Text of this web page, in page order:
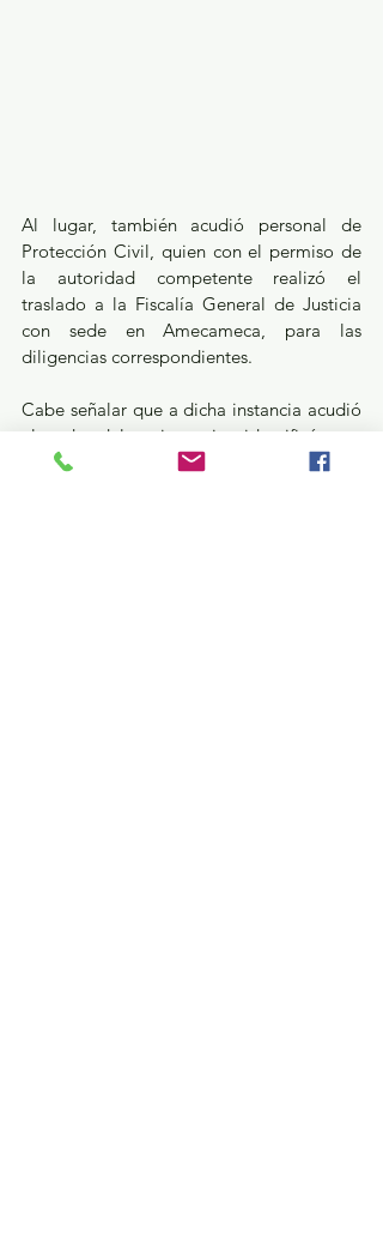
Al lugar, también acudió personal de
Protección Civil, quien con el permiso de
la autoridad competente realizó el
traslado a la Fiscalía General de Justicia
con sede en Amecameca, para las
diligencias correspondientes.
Cabe señalar que a dicha instancia acudió
el padre del occiso quien identificó a su
hijo y manifestó que el joven había